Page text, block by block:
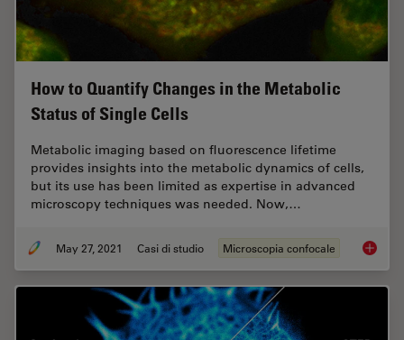
How to Quantify Changes in the Metabolic
Status of Single Cells
Metabolic imaging based on fluorescence lifetime
provides insights into the metabolic dynamics of cells,
but its use has been limited as expertise in advanced
microscopy techniques was needed. Now,…
May 27, 2021 Casi di studio Microscopia confocale How to